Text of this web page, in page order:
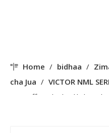
Home / bidhaa /
cha Jua / VICTOR NML
24V Off Grid Kibadilishaji